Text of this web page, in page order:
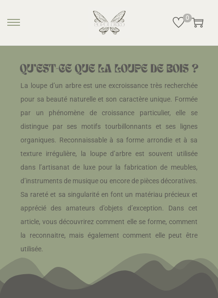
0
La loupe d’un arbre est une excroissance très recherchée
pour sa beauté naturelle et son caractère unique. Formée
par un phénomène de croissance particulier, elle se
distingue par ses motifs tourbillonnants et ses lignes
organiques. Reconnaissable à sa forme arrondie et à sa
texture irrégulière, la loupe d’arbre est souvent utilisée
dans l’artisanat de luxe pour la fabrication de meubles,
d’instruments de musique ou encore de pièces décoratives.
Sa rareté et sa singularité en font un matériau précieux et
apprécié des amateurs d’objets d’exception. Dans cet
article, vous découvrirez comment elle se forme, comment
la reconnaitre, mais également comment elle peut être
utilisée.